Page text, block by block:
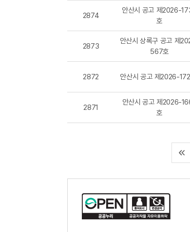
2874
안산시 공고 제2026-
호
2873
안산시 상록구 공고 제
567호
2872 안산시 공고 제2026-
2871
안산시 공고 제2026-
호